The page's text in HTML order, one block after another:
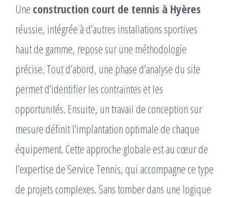
Une construction court de tennis à Hyères
réussie, intégrée à d’autres installations sportives
haut de gamme, repose sur une méthodologie
précise. Tout d’abord, une phase d’analyse du site
permet d’identifier les contraintes et les
opportunités. Ensuite, un travail de conception sur
mesure définit l’implantation optimale de chaque
équipement. Cette approche globale est au cœur de
l’expertise de Service Tennis, qui accompagne ce type
de projets complexes. Sans tomber dans une logique